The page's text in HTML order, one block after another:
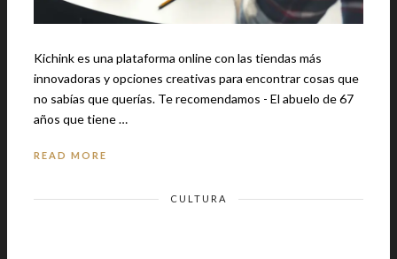
Kichink es una plataforma online con las tiendas más
innovadoras y opciones creativas para encontrar cosas que
no sabías que querías. Te recomendamos - El abuelo de 67
años que tiene …
READ MORE
CULTURA